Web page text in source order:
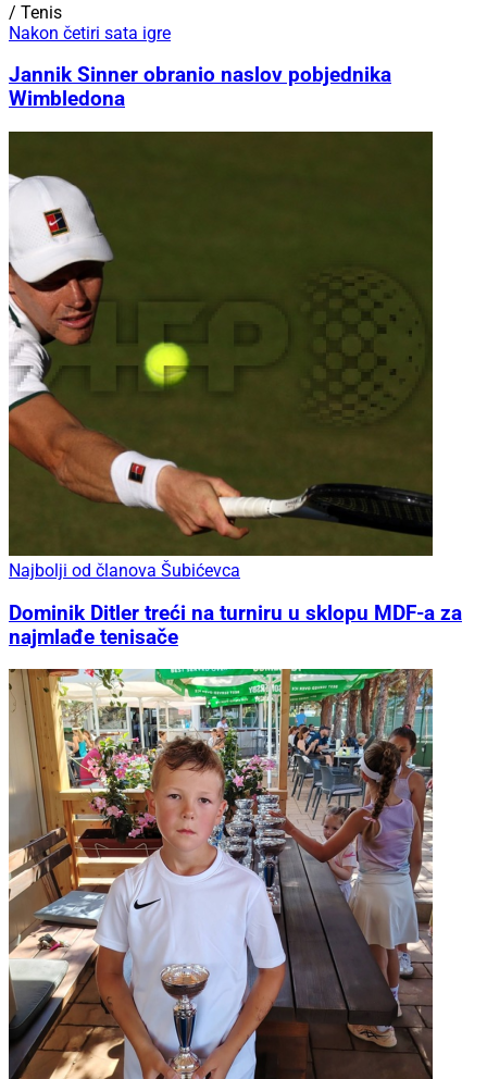
/ Tenis
Nakon četiri sata igre
Jannik Sinner obranio naslov pobjednika
Wimbledona
Najbolji od članova Šubićevca
Dominik Ditler treći na turniru u sklopu MDF-a za
najmlađe tenisače